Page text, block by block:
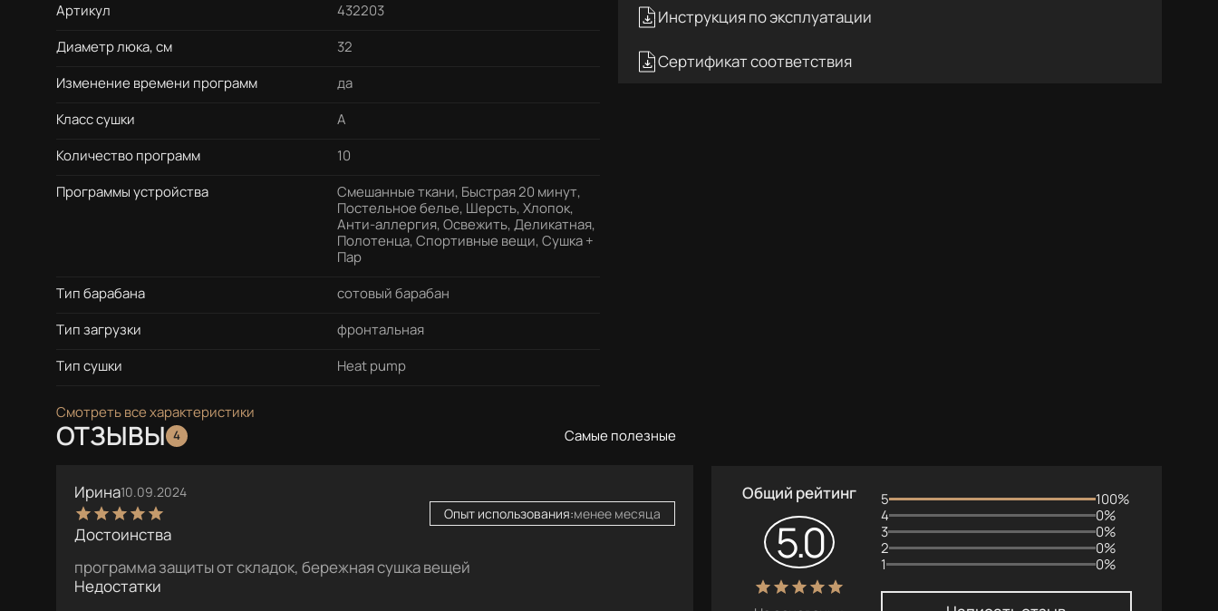
Артикул
432203
Диаметр люка, см
32
Изменение времени программ
да
Класс сушки
А
Количество программ
10
Программы устройства
Смешанные ткани, Быстрая 20 минут,
Постельное белье, Шерсть, Хлопок,
Анти-аллергия, Освежить, Деликатная,
Полотенца, Спортивные вещи, Сушка +
Пар
Тип барабана
сотовый барабан
Тип загрузки
фронтальная
Тип сушки
Heat pump
Смотреть все характеристики
Инструкция по эксплуатации
Сертификат соответствия
ОТЗЫВЫ 4 Самые полезные
Ирина10.09.2024
Опыт использования:менее месяца
Достоинства
программа защиты от складок, бережная сушка вещей
Недостатки
Общий рейтинг
5.0
5
100%
4
0%
3
0%
2
0%
1
0%